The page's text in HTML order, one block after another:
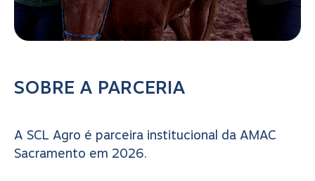
SOBRE A PARCERIA
A SCL Agro é parceira institucional da AMAC
Sacramento em 2026.